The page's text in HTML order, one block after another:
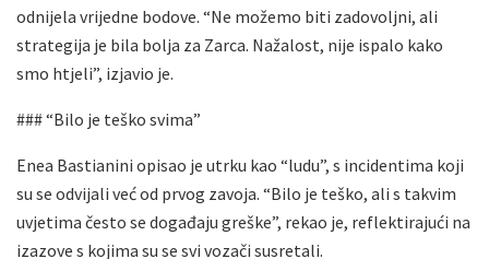
odnijela vrijedne bodove. “Ne možemo biti zadovoljni, ali
strategija je bila bolja za Zarca. Nažalost, nije ispalo kako
smo htjeli”, izjavio je.
### “Bilo je teško svima”
Enea Bastianini opisao je utrku kao “ludu”, s incidentima koji
su se odvijali već od prvog zavoja. “Bilo je teško, ali s takvim
uvjetima često se događaju greške”, rekao je, reflektirajući na
izazove s kojima su se svi vozači susretali.